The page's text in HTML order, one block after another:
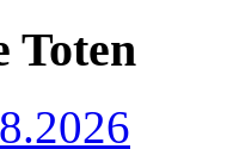
Toten